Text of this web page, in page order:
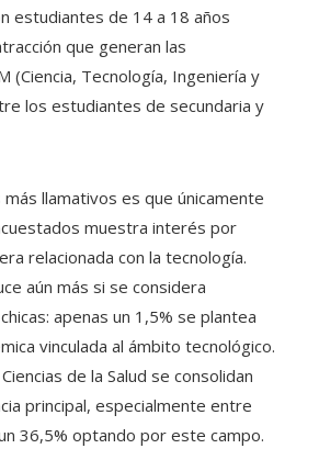
estudiantes de 14 a 18 años
que generan las
(Ciencia, Tecnología, Ingeniería y
los estudiantes de secundaria y
llamativos es que únicamente
muestra interés por
relacionada con la tecnología.
aún más si se considera
apenas un 1,5% se plantea
vinculada al ámbito tecnológico.
de la Salud se consolidan
principal, especialmente entre
36,5% optando por este campo.